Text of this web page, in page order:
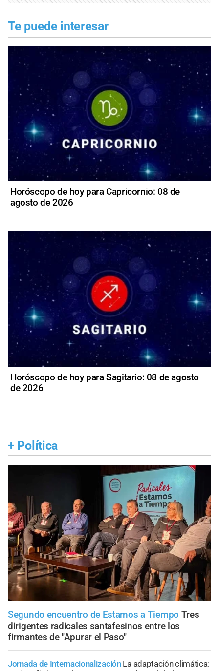
Te puede interesar
Horóscopo de hoy para Capricornio: 08 de
agosto de 2026
Horóscopo de hoy para Sagitario: 08 de agosto
de 2026
+ Política
Segundo encuentro de Estamos a Tiempo Tres
dirigentes radicales santafesinos entre los
firmantes de "Apurar el Paso"
Jornada de Internacionalización La adaptación climática: